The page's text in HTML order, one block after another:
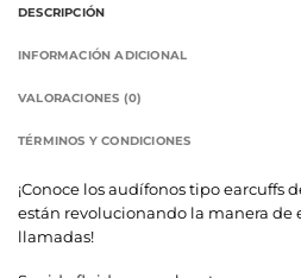
DESCRIPCIÓN
INFORMACIÓN ADICIONAL
VALORACIONES (0)
TÉRMINOS Y CONDICIONES
¡Conoce los audífonos tipo earcuffs
están revolucionando la manera de
llamadas!